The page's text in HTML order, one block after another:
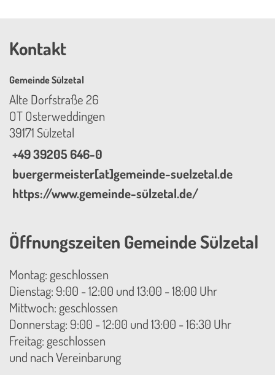
Kontakt
Gemeinde Sülzetal
Alte Dorfstraße 26
OT Osterweddingen
39171 Sülzetal
+49 39205 646-0
buergermeister[at]gemeinde-suelzetal.de
https://www.gemeinde-sülzetal.de/
Öffnungszeiten Gemeinde Sülzetal
Montag: geschlossen
Dienstag: 9:00 - 12:00 und 13:00 - 18:00 Uhr
Mittwoch: geschlossen
Donnerstag: 9:00 - 12:00 und 13:00 - 16:30 Uhr
Freitag: geschlossen
und nach Vereinbarung